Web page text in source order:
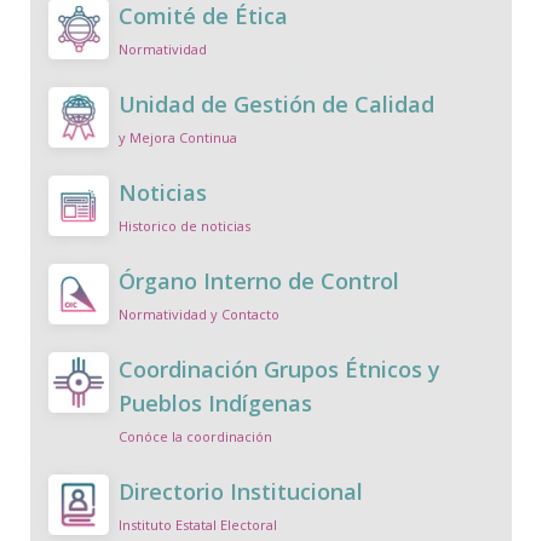
Comité de Ética
Normatividad
Unidad de Gestión de Calidad
y Mejora Continua
Noticias
Historico de noticias
Órgano Interno de Control
Normatividad y Contacto
Coordinación Grupos Étnicos y
Pueblos Indígenas
Conóce la coordinación
Directorio Institucional
Instituto Estatal Electoral